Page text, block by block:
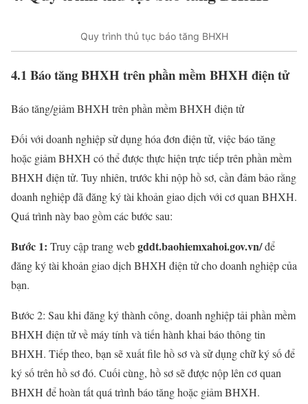
Quy trình thủ tục báo tăng BHXH
4.1 Báo tăng BHXH trên phần mềm BHXH điện tử
Báo tăng/giảm BHXH trên phần mềm BHXH điện tử
Đối với doanh nghiệp sử dụng hóa đơn điện tử, việc báo tăng
hoặc giảm BHXH có thể được thực hiện trực tiếp trên phần mềm
BHXH điện tử. Tuy nhiên, trước khi nộp hồ sơ, cần đảm bảo rằng
doanh nghiệp đã đăng ký tài khoản giao dịch với cơ quan BHXH.
Quá trình này bao gồm các bước sau:
Bước 1: Truy cập trang webgddt.baohiemxahoi.gov.vn/để
đăng ký tài khoản giao dịch BHXH điện tử cho doanh nghiệp của
bạn.
Bước 2: Sau khi đăng ký thành công, doanh nghiệp tải phần mềm
BHXH điện tử về máy tính và tiến hành khai báo thông tin
BHXH. Tiếp theo, bạn sẽ xuất file hồ sơ và sử dụng chữ ký số để
ký số trên hồ sơ đó. Cuối cùng, hồ sơ sẽ được nộp lên cơ quan
BHXH để hoàn tất quá trình báo tăng hoặc giảm BHXH.